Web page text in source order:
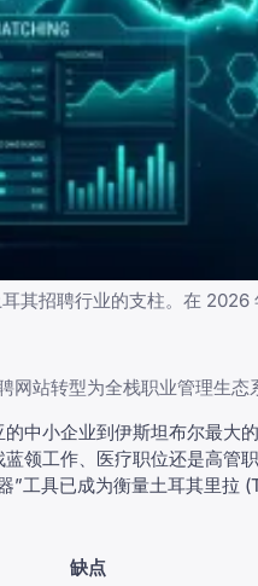
其招聘行业的支柱。在
网站转型为全栈职业管理生
的中小企业到伊斯坦布尔最大
蓝领工作、医疗职位还是高管
”工具已成为衡量土耳其里拉
缺点